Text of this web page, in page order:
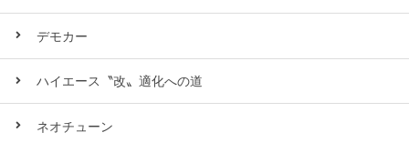
デモカー
ハイエース〝改〟適化への道
ネオチューン